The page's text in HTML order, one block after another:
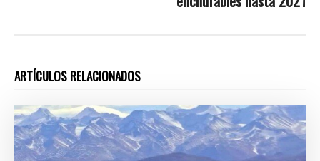
ARTÍCULOS RELACIONADOS